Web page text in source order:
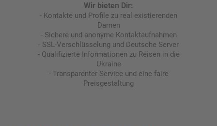
Wir bieten Dir:
Kontakte und Profile zu real existierenden
Damen
Sichere und anonyme Kontaktaufnahmen
SSL-Verschlüsselung und Deutsche Server
Qualifizierte Informationen zu Reisen in die
Ukraine
Transparenter Service und eine faire
Preisgestaltung